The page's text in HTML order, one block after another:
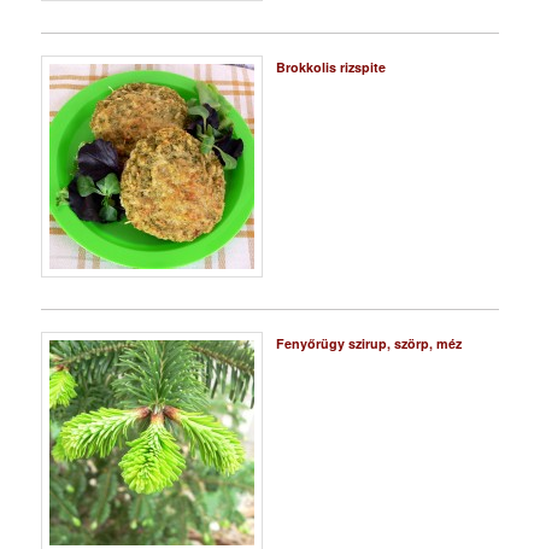
Brokkolis rizspite
Fenyőrügy szirup, szörp, méz